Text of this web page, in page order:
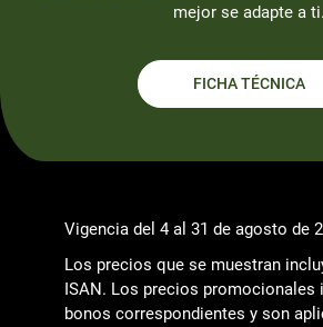
mejor se adapte a ti.
FICHA TÉCNICA
Vigencia del 4 al 31 de agosto de
Los precios que se muestran
ISAN. Los precios promocionales
bonos correspondientes y son